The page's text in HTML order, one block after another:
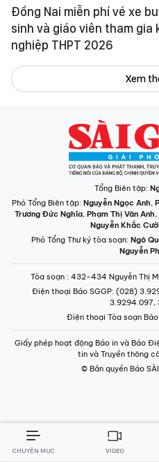
Đồng Nai miễn phí vé xe
sinh và giáo viên tham gia
nghiệp THPT 2026
Xem
Tổng Biên tập:
Phó Tổng Biên tập: Nguyễn Ngọc Anh,
Trương Đức Nghĩa, Phạm Thị Vân Anh,
Nguyễn Khắc
Phó Tổng Thư ký tòa soạn: Ngô
Nguyễn
Tòa soạn : 432-434 Nguyễn Thị
Điện thoại Báo SGGP: (028)
3.9294.097,
Điện thoại Tòa soạn
Giấy phép hoạt động Báo in và Báo
tin và Truyền thông
© Bản quyền Báo
CHUYÊN MỤC VIDEO